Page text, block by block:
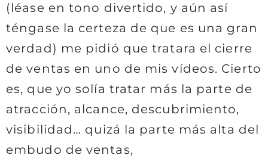
(léase en tono divertido, y aún así
téngase la certeza de que es una gran
verdad) me pidió que tratara el cierre
de ventas en uno de mis vídeos. Cierto
es, que yo solía tratar más la parte de
atracción, alcance, descubrimiento,
visibilidad… quizá la parte más alta del
embudo de ventas,